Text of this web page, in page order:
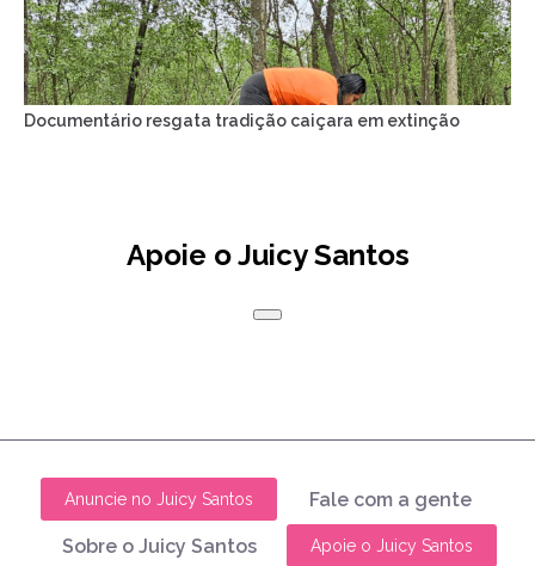
Documentário resgata tradição caiçara em extinção
Apoie o Juicy Santos
Anuncie no Juicy Santos Fale com a gente
Sobre o Juicy Santos Apoie o Juicy Santos